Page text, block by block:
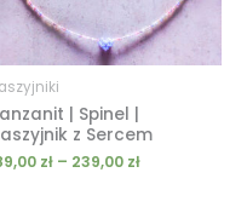
| Spinel |
z Sercem
zł – 239,00 zł